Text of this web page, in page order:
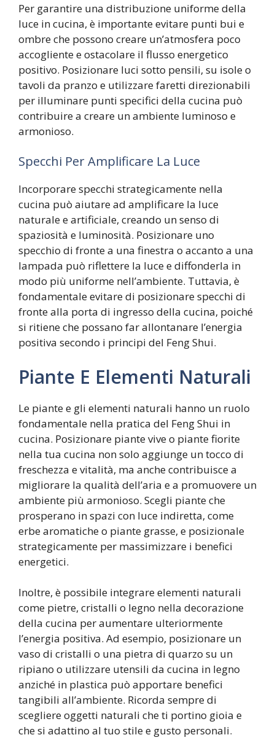
Per garantire una distribuzione uniforme della
luce in cucina, è importante evitare punti bui e
ombre che possono creare un’atmosfera poco
accogliente e ostacolare il flusso energetico
positivo. Posizionare luci sotto pensili, su isole o
tavoli da pranzo e utilizzare faretti direzionabili
per illuminare punti specifici della cucina può
contribuire a creare un ambiente luminoso e
armonioso.
Specchi Per Amplificare La Luce
Incorporare specchi strategicamente nella
cucina può aiutare ad amplificare la luce
naturale e artificiale, creando un senso di
spaziosità e luminosità. Posizionare uno
specchio di fronte a una finestra o accanto a una
lampada può riflettere la luce e diffonderla in
modo più uniforme nell’ambiente. Tuttavia, è
fondamentale evitare di posizionare specchi di
fronte alla porta di ingresso della cucina, poiché
si ritiene che possano far allontanare l’energia
positiva secondo i principi del Feng Shui.
Piante E Elementi Naturali
Le piante e gli elementi naturali hanno un ruolo
fondamentale nella pratica del Feng Shui in
cucina. Posizionare piante vive o piante fiorite
nella tua cucina non solo aggiunge un tocco di
freschezza e vitalità, ma anche contribuisce a
migliorare la qualità dell’aria e a promuovere un
ambiente più armonioso. Scegli piante che
prosperano in spazi con luce indiretta, come
erbe aromatiche o piante grasse, e posizionale
strategicamente per massimizzare i benefici
energetici.
Inoltre, è possibile integrare elementi naturali
come pietre, cristalli o legno nella decorazione
della cucina per aumentare ulteriormente
l’energia positiva. Ad esempio, posizionare un
vaso di cristalli o una pietra di quarzo su un
ripiano o utilizzare utensili da cucina in legno
anziché in plastica può apportare benefici
tangibili all’ambiente. Ricorda sempre di
scegliere oggetti naturali che ti portino gioia e
che si adattino al tuo stile e gusto personali.